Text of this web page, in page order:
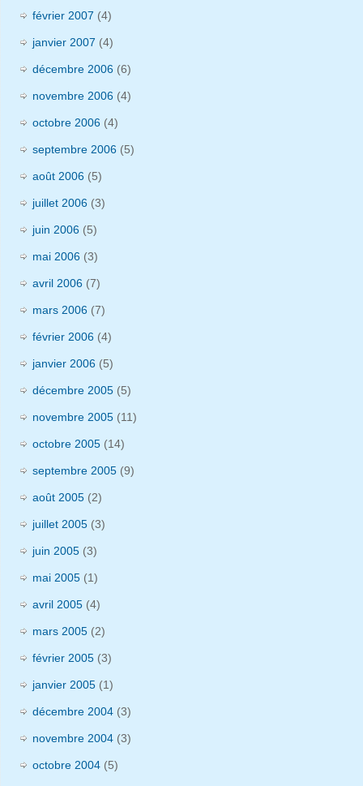
février 2007 (4)
janvier 2007 (4)
décembre 2006 (6)
novembre 2006 (4)
octobre 2006 (4)
septembre 2006 (5)
août 2006 (5)
juillet 2006 (3)
juin 2006 (5)
mai 2006 (3)
avril 2006 (7)
mars 2006 (7)
février 2006 (4)
janvier 2006 (5)
décembre 2005 (5)
novembre 2005 (11)
octobre 2005 (14)
septembre 2005 (9)
août 2005 (2)
juillet 2005 (3)
juin 2005 (3)
mai 2005 (1)
avril 2005 (4)
mars 2005 (2)
février 2005 (3)
janvier 2005 (1)
décembre 2004 (3)
novembre 2004 (3)
octobre 2004 (5)